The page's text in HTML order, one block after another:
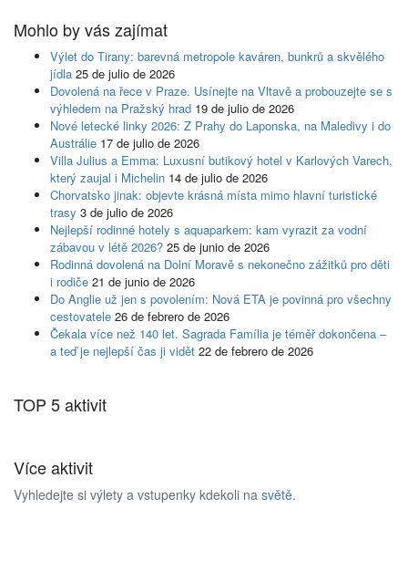
Mohlo by vás zajímat
Výlet do Tirany: barevná metropole kaváren, bunkrů a skvělého
jídla 25 de julio de 2026
Dovolená na řece v Praze. Usínejte na Vltavě a probouzejte se s
výhledem na Pražský hrad 19 de julio de 2026
Nové letecké linky 2026: Z Prahy do Laponska, na Maledivy i do
Austrálie 17 de julio de 2026
Villa Julius a Emma: Luxusní butikový hotel v Karlových Varech,
který zaujal i Michelin 14 de julio de 2026
Chorvatsko jinak: objevte krásná místa mimo hlavní turistické
trasy 3 de julio de 2026
Nejlepší rodinné hotely s aquaparkem: kam vyrazit za vodní
zábavou v létě 2026? 25 de junio de 2026
Rodinná dovolená na Dolní Moravě s nekonečno zážitků pro děti
i rodiče 21 de junio de 2026
Do Anglie už jen s povolením: Nová ETA je povinná pro všechny
cestovatele 26 de febrero de 2026
Čekala více než 140 let. Sagrada Família je téměř dokončena –
a teď je nejlepší čas ji vidět 22 de febrero de 2026
TOP 5 aktivit
Více aktivit
Vyhledejte si výlety a vstupenky kdekoli na světě.